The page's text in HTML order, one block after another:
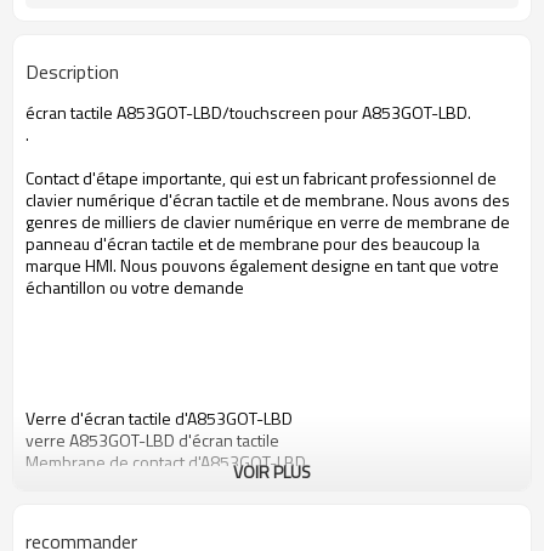
Description
écran tactile A853GOT-LBD/touchscreen pour A853GOT-LBD.
.
Contact d'étape importante, qui est un fabricant professionnel de
clavier numérique d'écran tactile et de membrane. Nous avons des
genres de milliers de clavier numérique en verre de membrane de
panneau d'écran tactile et de membrane pour des beaucoup la
marque HMI. Nous pouvons également designe en tant que votre
échantillon ou votre demande
Verre d'écran tactile d'A853GOT-LBD
verre A853GOT-LBD d'écran tactile
Membrane de contact d'A853GOT-LBD
membrane A853GOT-LBD de contact
VOIR PLUS
recommander